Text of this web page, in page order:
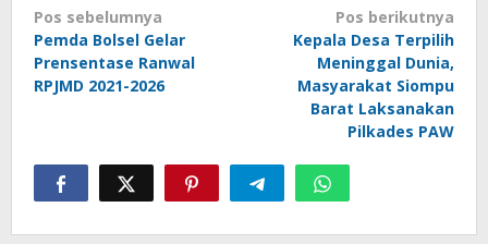
Navigasi
pos
Pos sebelumnya
Pemda Bolsel Gelar
Prensentase Ranwal
RPJMD 2021-2026
Pos berikutnya
Kepala Desa Terpilih
Meninggal Dunia,
Masyarakat Siompu
Barat Laksanakan
Pilkades PAW